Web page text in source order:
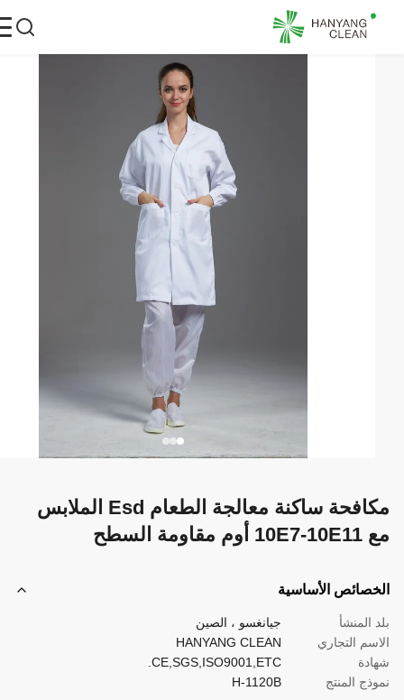
مكافحة ساكنة معالجة الطعام Esd الملابس
الأساسية
المنشأ
جيانغسو ، الصين
التجاري
HANYANG CLEAN
CE,SGS,ISO9001,ETC.
المنتج
H-1120B